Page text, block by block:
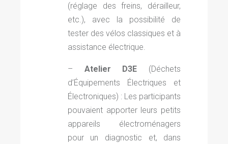
(réglage des freins, dérailleur,
etc.), avec la possibilité de
tester des vélos classiques et à
assistance électrique.
– Atelier D3E (Déchets
d’Équipements Électriques et
Électroniques) : Les participants
pouvaient apporter leurs petits
appareils électroménagers
pour un diagnostic et, dans